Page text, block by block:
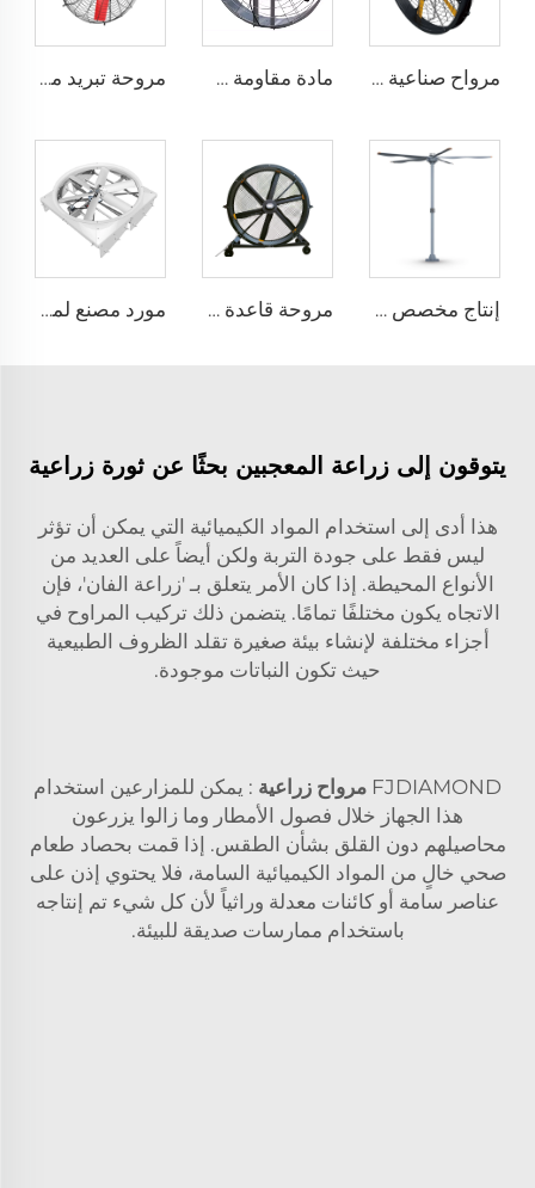
مرواح صناعية مثبتة على الحائط بسرعة عالية جودة عالية مع محرك 220 فولت لمصانع المستشفيات والمطاعم والمزارع والفنادق مادة مقاومة طويلة الأمد بسعر مصنع عالي الجودة 950 مم مروحة تهوية جدارية دائرية لمزرعة الأبقار مروحة تبريد مباشرة من المصنع، شفرات من النيلون، مناسبة لاستخدامها في مستودعات الألبان ومزارع الأبقار، مروحة صناعية للتهوية
إنتاج مخصص بمروحة عملاقة ذات حجم كبير وسرعة منخفضة قطرها 16 قدم (5 أمتار) ومزودة بمحرك PMSM مروحة قاعدة بقطر 80 بوصة، قابلة للحركة، هادئة، ارتفاع 2000 ملم، مناسبة للاستخدام في المنازل والمرافق الصناعية والمطاعم، تعمل بجهدين 220 فولت/380 فولت، مصنوعة من الألمنيوم مورد مصنع لمراوح تدوير حجم 72 إنش نظام تهوية توفير طاقة لمزرعة الماشية
يتوقون إلى زراعة المعجبين بحثًا عن ثورة زراعية
هذا أدى إلى استخدام المواد الكيميائية التي يمكن أن تؤثر
ليس فقط على جودة التربة ولكن أيضاً على العديد من
الأنواع المحيطة. إذا كان الأمر يتعلق بـ 'زراعة الفان'، فإن
الاتجاه يكون مختلفًا تمامًا. يتضمن ذلك تركيب المراوح في
أجزاء مختلفة لإنشاء بيئة صغيرة تقلد الظروف الطبيعية
حيث تكون النباتات موجودة.
FJDIAMOND مرواح زراعية : يمكن للمزارعين استخدام
هذا الجهاز خلال فصول الأمطار وما زالوا يزرعون
محاصيلهم دون القلق بشأن الطقس. إذا قمت بحصاد طعام
صحي خالٍ من المواد الكيميائية السامة، فلا يحتوي إذن على
عناصر سامة أو كائنات معدلة وراثياً لأن كل شيء تم إنتاجه
باستخدام ممارسات صديقة للبيئة.